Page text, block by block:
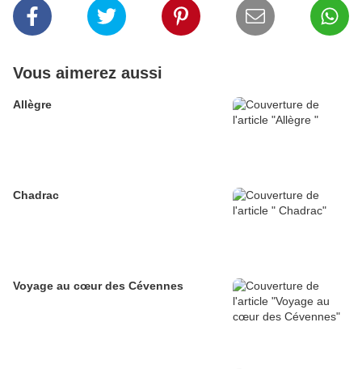
Vous aimerez aussi
Allègre
Chadrac
Voyage au cœur des Cévennes